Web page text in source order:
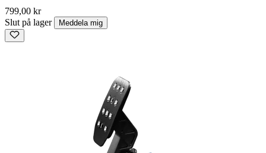
799,00 kr
Slut på lager
Meddela mig